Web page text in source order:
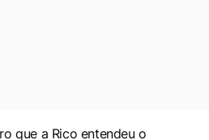
que a Rico entendeu o